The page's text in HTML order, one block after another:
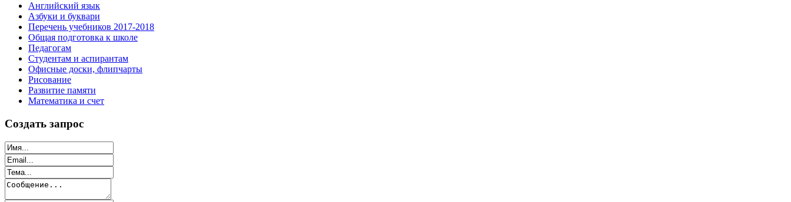
Английский язык
Азбуки и буквари
Перечень учебников 2017-2018
Общая подготовка к школе
Педагогам
Студентам и аспирантам
Офисные доски, флипчарты
Рисование
Развитие памяти
Математика и счет
Создать запрос